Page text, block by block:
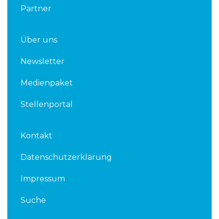
Partner
Über uns
Newsletter
Medienpaket
Stellenportal
Kontakt
Datenschutzerklärung
Impressum
Suche